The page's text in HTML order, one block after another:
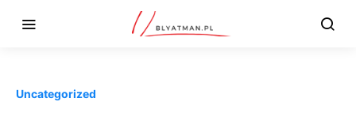
Uncategorized